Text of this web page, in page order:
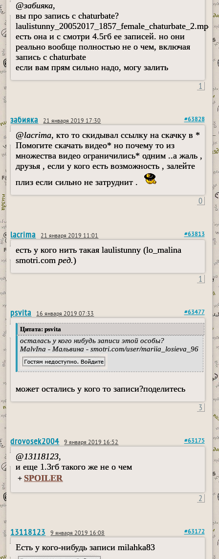
@забияка,
вы про запись с chaturbate?
laulistunny_20052017_1857_female_chaturbate_2.mp4
есть она и с смотри 4.5гб ее записей. но они
реально вообще полностью не о чем, включая
запись с chaturbate
если вам прям сильно надо, могу залить
1
забияка 21 января 2019 17:30 #63828
@lacrima, кто то скидывал ссылку на скачку в *
Помогите скачать видео* но почему то из
множества видео ограничились* одним ..а жаль ,
друзья , если у кого есть возможность , залейте
плиз если сильно не затруднит .
0
lacrima 21 января 2019 11:01 #63813
есть у кого нить такая laulistunny (lo_malina
smotri.comред.)
1
psvita 16 января 2019 07:33 #63477
Цитата: psvita
осталась у кого нибудь записи этой особы?
MalvIna - Мальвина - smotri.com/user/mariia_losieva_96
может остались у кого то записи?поделитесь
3
drovosek2004 9 января 2019 16:52 #63175
@13118123,
и еще 1.3гб такого же не о чем
+ SPOILER
2
13118123 9 января 2019 16:08 #63172
Есть у кого-нибудь записи milahka83